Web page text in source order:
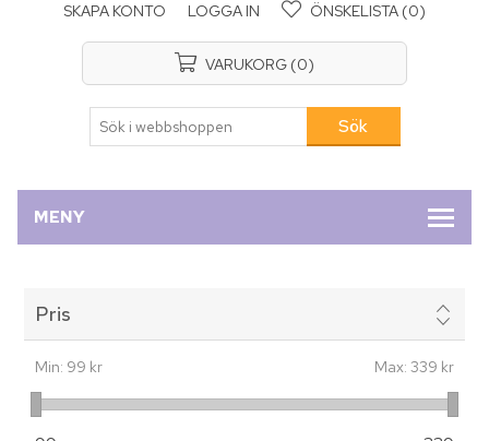
SKAPA KONTO LOGGA IN ÖNSKELISTA (0)
VARUKORG (0)
MENY
Pris
Min: 99 kr Max: 339 kr